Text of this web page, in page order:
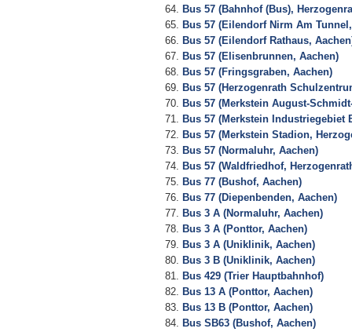
Bus 57 (Bahnhof (Bus),
Bus 57 (Eilendorf Nirm Am
Bus 57 (Eilendorf Rathaus,
Bus 57 (Elisenbrunnen, Aachen)
Bus 57 (Fringsgraben, Aachen)
Bus 57 (Herzogenrath
Bus 57 (Merkstein August-
Bus 57 (Merkstein Industriegebiet
Bus 57 (Merkstein Stadion,
Bus 57 (Normaluhr, Aachen)
Bus 57 (Waldfriedhof,
Bus 77 (Bushof, Aachen)
Bus 77 (Diepenbenden, Aachen)
Bus 3 A (Normaluhr, Aachen)
Bus 3 A (Ponttor, Aachen)
Bus 3 A (Uniklinik, Aachen)
Bus 3 B (Uniklinik, Aachen)
Bus 429 (Trier Hauptbahnhof)
Bus 13 A (Ponttor, Aachen)
Bus 13 B (Ponttor, Aachen)
Bus SB63 (Bushof, Aachen)